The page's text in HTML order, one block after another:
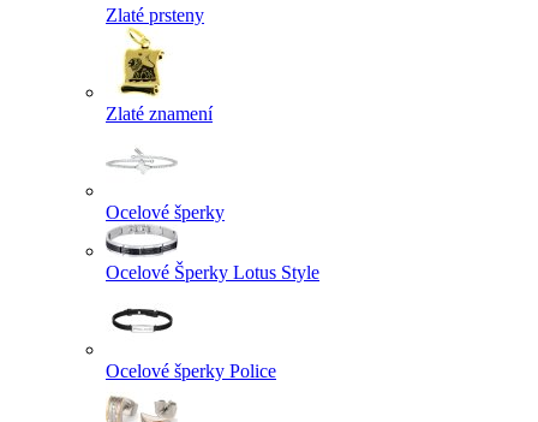
Zlaté prsteny
Zlaté znamení
Ocelové šperky
Ocelové Šperky Lotus Style
Ocelové šperky Police